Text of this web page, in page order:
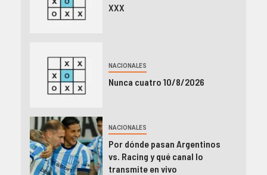
XXX
NACIONALES
Nunca cuatro 10/8/2026
NACIONALES
Por dónde pasan Argentinos
vs. Racing y qué canal lo
transmite en vivo